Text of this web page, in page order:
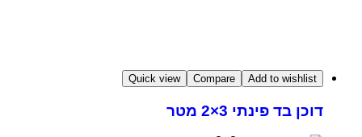
Add to wishlist
Compare
Quick view
דוכן בד פינתי 3×2 מטר